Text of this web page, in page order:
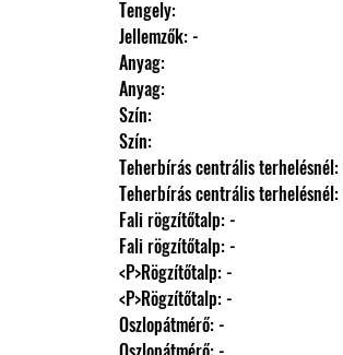
                Tengely:
                Jellemzők: -
                Anyag:
                Anyag:
                Szín:
                Szín:
Teherbírás centrális
Teherbírás centrális
                Fali rögzítőtalp: -
                Fali rögzítőtalp: -
                <P>Rögzítőtalp: -
                <P>Rögzítőtalp: -
                Oszlopátmérő: -